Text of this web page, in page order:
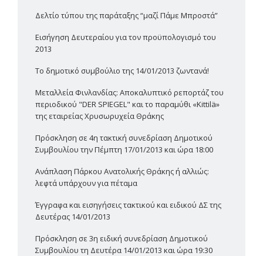
Δελτίο τύπου της παράταξης “μαζί Πάμε Μπροστά”
Εισήγηση Δευτεραίου για τον προϋπολογισμό του
2013
Το δημοτικό συμβούλιο της 14/01/2013 ζωντανά!
Μεταλλεία Φινλανδίας: Αποκαλυπτικό ρεπορτάζ του
περιοδικού "DER SPIEGEL" και το παραμύθι «Kittilä»
της εταιρείας Χρυσωρυχεία Θράκης
Πρόσκληση σε 4η τακτική συνεδρίαση Δημοτικού
Συμβουλίου την Πέμπτη 17/01/2013 και ώρα 18:00
Ανάπλαση Πάρκου Ανατολικής Θράκης ή αλλιώς:
λεφτά υπάρχουν για πέταμα
Έγγραφα και εισηγήσεις τακτικού και ειδικού ΔΣ της
Δευτέρας 14/01/2013
Πρόσκληση σε 3η ειδική συνεδρίαση Δημοτικού
Συμβουλίου τη Δευτέρα 14/01/2013 και ώρα 19:30